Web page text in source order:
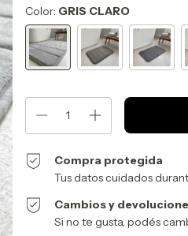
Color: GRIS CLARO
Compra protegida
Tus datos cuidados
Cambios y
Si no te gusta, podés